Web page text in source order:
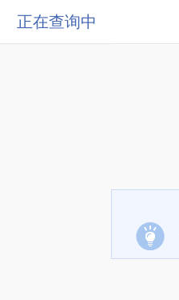
正在查询中